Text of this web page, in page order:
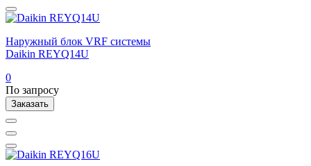
Наружный блок VRF системы
Daikin REYQ14U
0
По запросу
Заказать